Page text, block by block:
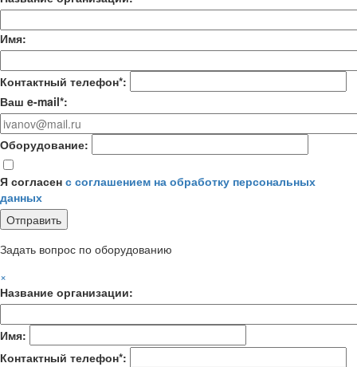
Имя:
Контактный телефон*:
Ваш e-mail*:
Оборудование:
Я согласен с соглашением на обработку персональных
данных
Задать вопрос по оборудованию
×
Название организации:
Имя:
Контактный телефон*: